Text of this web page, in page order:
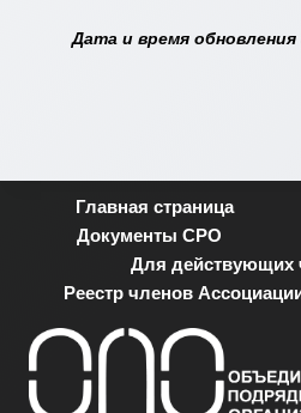
Дата и время
Главная страница
Документы СРО
Для действующих
Реестр членов